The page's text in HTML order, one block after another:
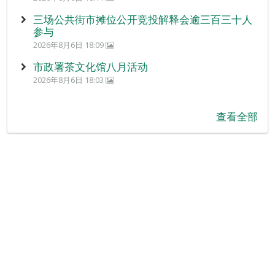
三场公共街市摊位公开竞投解释会逾三百三十人
参与
2026年8月6日 18:09
市政署茶文化馆八月活动
2026年8月6日 18:03
查看全部